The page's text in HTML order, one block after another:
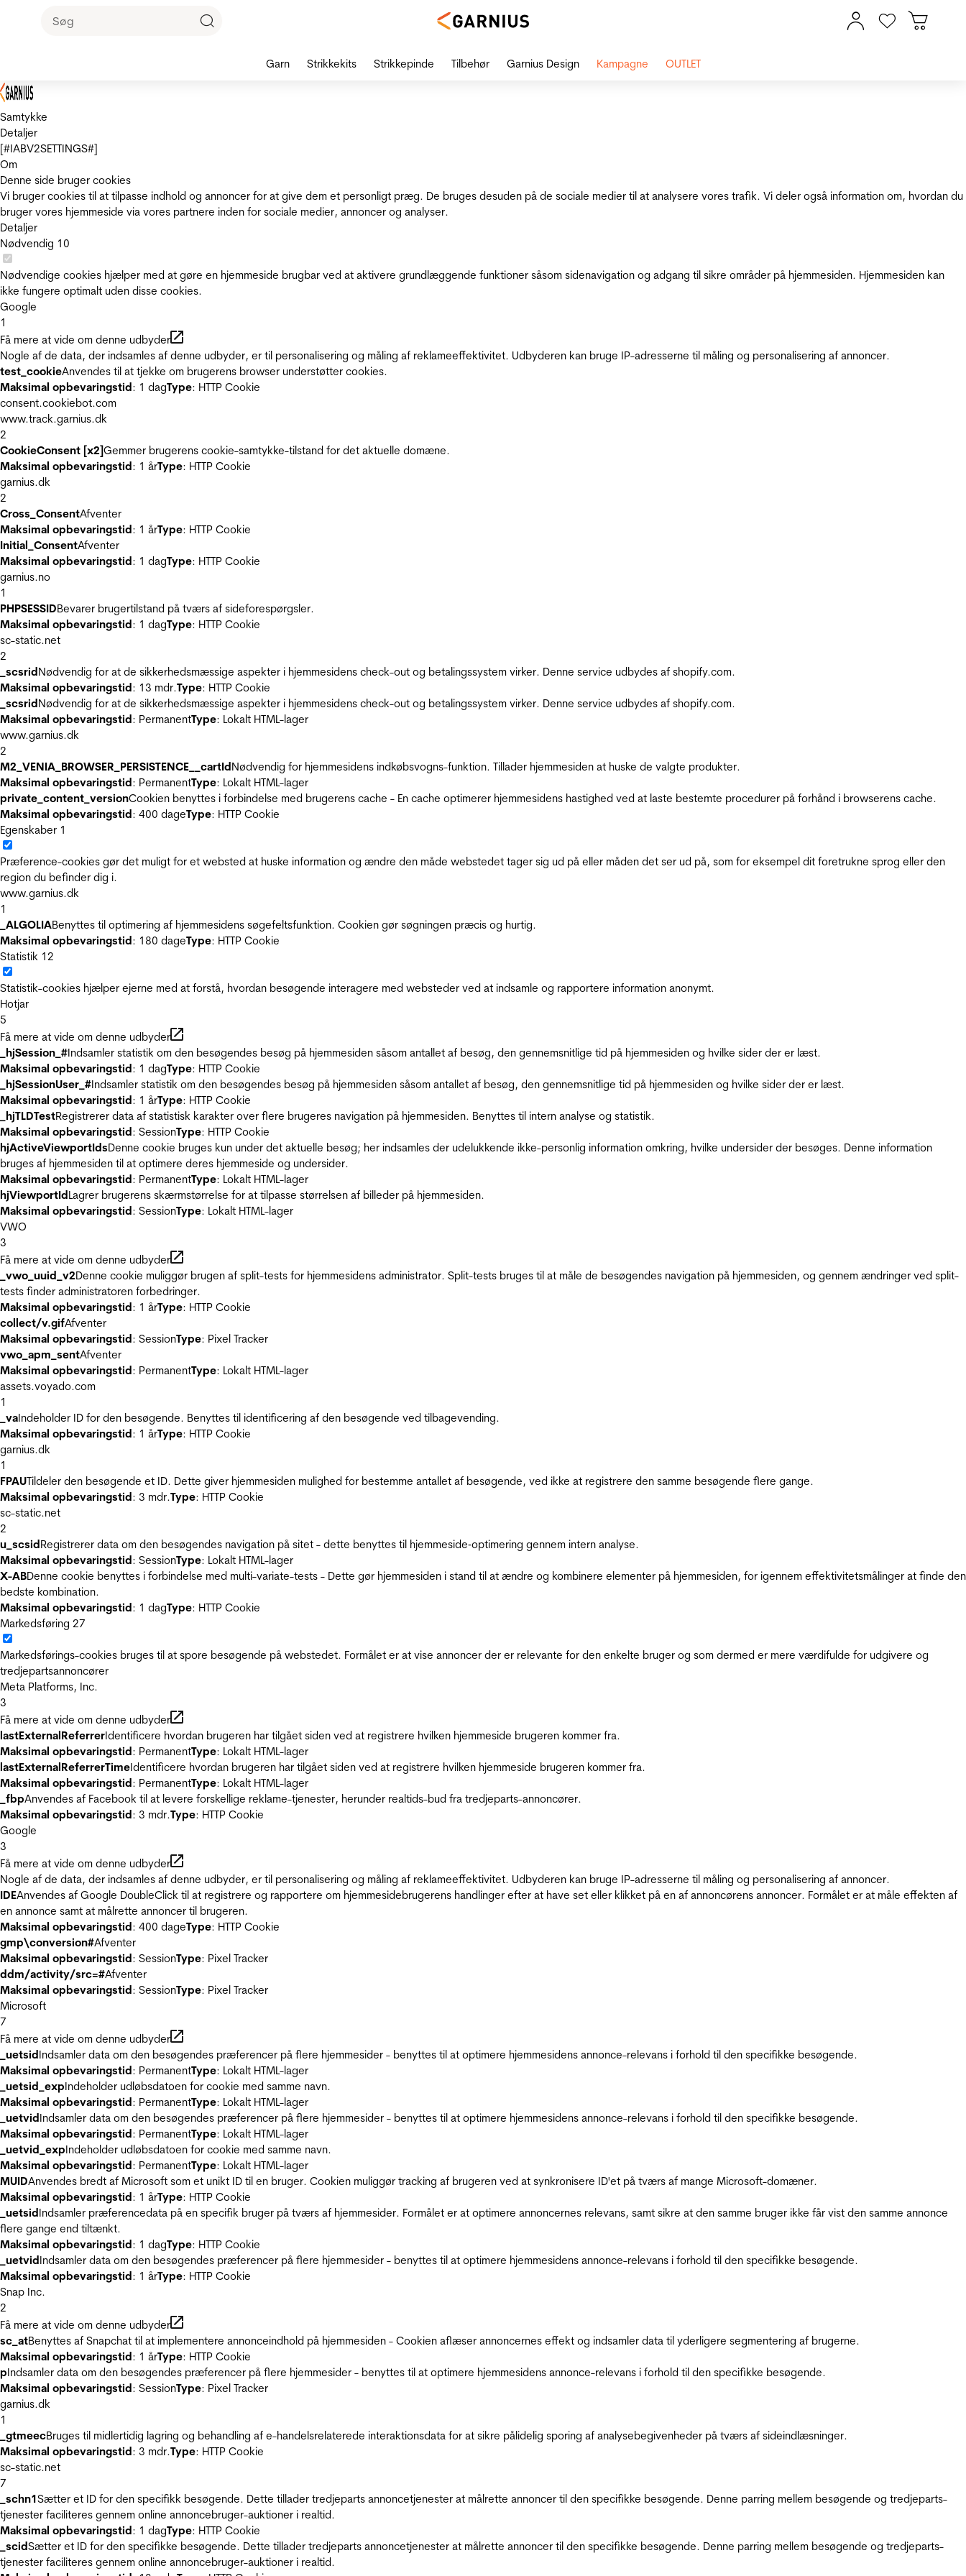
Samtykke
Detaljer
[#IABV2SETTINGS#]
Om
Denne side bruger cookies
Vi bruger cookies til at tilpasse indhold og annoncer for at give dem et personligt præg. De bruges desuden på de sociale medier til at analysere vores trafik. Vi deler også information om, hvordan du
bruger vores hjemmeside via vores partnere inden for sociale medier, annoncer og analyser.
Detaljer
Nødvendig 10
Nødvendige cookies hjælper med at gøre en hjemmeside brugbar ved at aktivere grundlæggende funktioner såsom sidenavigation og adgang til sikre områder på hjemmesiden. Hjemmesiden kan
ikke fungere optimalt uden disse cookies.
Google
1
Få mere at vide om denne udbyder
Nogle af de data, der indsamles af denne udbyder, er til personalisering og måling af reklameeffektivitet. Udbyderen kan bruge IP-adresserne til måling og personalisering af annoncer.
test_cookieAnvendes til at tjekke om brugerens browser understøtter cookies.
Maksimal opbevaringstid: 1 dagType: HTTP Cookie
consent.cookiebot.com
www.track.garnius.dk
2
CookieConsent [x2]Gemmer brugerens cookie-samtykke-tilstand for det aktuelle domæne.
Maksimal opbevaringstid: 1 årType: HTTP Cookie
garnius.dk
2
Cross_ConsentAfventer
Maksimal opbevaringstid: 1 årType: HTTP Cookie
Initial_ConsentAfventer
Maksimal opbevaringstid: 1 dagType: HTTP Cookie
garnius.no
1
PHPSESSIDBevarer brugertilstand på tværs af sideforespørgsler.
Maksimal opbevaringstid: 1 dagType: HTTP Cookie
sc-static.net
2
_scsridNødvendig for at de sikkerhedsmæssige aspekter i hjemmesidens check-out og betalingssystem virker. Denne service udbydes af shopify.com.
Maksimal opbevaringstid: 13 mdr.Type: HTTP Cookie
_scsridNødvendig for at de sikkerhedsmæssige aspekter i hjemmesidens check-out og betalingssystem virker. Denne service udbydes af shopify.com.
Maksimal opbevaringstid: PermanentType: Lokalt HTML-lager
www.garnius.dk
2
M2_VENIA_BROWSER_PERSISTENCE__cartIdNødvendig for hjemmesidens indkøbsvogns-funktion. Tillader hjemmesiden at huske de valgte produkter.
Maksimal opbevaringstid: PermanentType: Lokalt HTML-lager
private_content_versionCookien benyttes i forbindelse med brugerens cache - En cache optimerer hjemmesidens hastighed ved at laste bestemte procedurer på forhånd i browserens cache.
Maksimal opbevaringstid: 400 dageType: HTTP Cookie
Egenskaber 1
Præference-cookies gør det muligt for et websted at huske information og ændre den måde webstedet tager sig ud på eller måden det ser ud på, som for eksempel dit foretrukne sprog eller den
region du befinder dig i.
www.garnius.dk
1
_ALGOLIABenyttes til optimering af hjemmesidens søgefeltsfunktion. Cookien gør søgningen præcis og hurtig.
Maksimal opbevaringstid: 180 dageType: HTTP Cookie
Statistik 12
Statistik-cookies hjælper ejerne med at forstå, hvordan besøgende interagere med websteder ved at indsamle og rapportere information anonymt.
Hotjar
5
Få mere at vide om denne udbyder
_hjSession_#Indsamler statistik om den besøgendes besøg på hjemmesiden såsom antallet af besøg, den gennemsnitlige tid på hjemmesiden og hvilke sider der er læst.
Maksimal opbevaringstid: 1 dagType: HTTP Cookie
_hjSessionUser_#Indsamler statistik om den besøgendes besøg på hjemmesiden såsom antallet af besøg, den gennemsnitlige tid på hjemmesiden og hvilke sider der er læst.
Maksimal opbevaringstid: 1 årType: HTTP Cookie
_hjTLDTestRegistrerer data af statistisk karakter over flere brugeres navigation på hjemmesiden. Benyttes til intern analyse og statistik.
Maksimal opbevaringstid: SessionType: HTTP Cookie
hjActiveViewportIdsDenne cookie bruges kun under det aktuelle besøg; her indsamles der udelukkende ikke-personlig information omkring, hvilke undersider der besøges. Denne information
bruges af hjemmesiden til at optimere deres hjemmeside og undersider.
Maksimal opbevaringstid: PermanentType: Lokalt HTML-lager
hjViewportIdLagrer brugerens skærmstørrelse for at tilpasse størrelsen af billeder på hjemmesiden.
Maksimal opbevaringstid: SessionType: Lokalt HTML-lager
VWO
3
Få mere at vide om denne udbyder
_vwo_uuid_v2Denne cookie muliggør brugen af split-tests for hjemmesidens administrator. Split-tests bruges til at måle de besøgendes navigation på hjemmesiden, og gennem ændringer ved split-
tests finder administratoren forbedringer.
Maksimal opbevaringstid: 1 årType: HTTP Cookie
collect/v.gifAfventer
Maksimal opbevaringstid: SessionType: Pixel Tracker
vwo_apm_sentAfventer
Maksimal opbevaringstid: PermanentType: Lokalt HTML-lager
assets.voyado.com
1
_vaIndeholder ID for den besøgende. Benyttes til identificering af den besøgende ved tilbagevending.
Maksimal opbevaringstid: 1 årType: HTTP Cookie
garnius.dk
1
FPAUTildeler den besøgende et ID. Dette giver hjemmesiden mulighed for bestemme antallet af besøgende, ved ikke at registrere den samme besøgende flere gange.
Maksimal opbevaringstid: 3 mdr.Type: HTTP Cookie
sc-static.net
2
u_scsidRegistrerer data om den besøgendes navigation på sitet - dette benyttes til hjemmeside‐optimering gennem intern analyse.
Maksimal opbevaringstid: SessionType: Lokalt HTML-lager
X-ABDenne cookie benyttes i forbindelse med multi-variate-tests - Dette gør hjemmesiden i stand til at ændre og kombinere elementer på hjemmesiden, for igennem effektivitetsmålinger at finde den
bedste kombination.
Maksimal opbevaringstid: 1 dagType: HTTP Cookie
Markedsføring 27
Markedsførings-cookies bruges til at spore besøgende på webstedet. Formålet er at vise annoncer der er relevante for den enkelte bruger og som dermed er mere værdifulde for udgivere og
tredjepartsannoncører
Meta Platforms, Inc.
3
Få mere at vide om denne udbyder
lastExternalReferrerIdentificere hvordan brugeren har tilgået siden ved at registrere hvilken hjemmeside brugeren kommer fra.
Maksimal opbevaringstid: PermanentType: Lokalt HTML-lager
lastExternalReferrerTimeIdentificere hvordan brugeren har tilgået siden ved at registrere hvilken hjemmeside brugeren kommer fra.
Maksimal opbevaringstid: PermanentType: Lokalt HTML-lager
_fbpAnvendes af Facebook til at levere forskellige reklame-tjenester, herunder realtids-bud fra tredjeparts-annoncører.
Maksimal opbevaringstid: 3 mdr.Type: HTTP Cookie
Google
3
Få mere at vide om denne udbyder
Nogle af de data, der indsamles af denne udbyder, er til personalisering og måling af reklameeffektivitet. Udbyderen kan bruge IP-adresserne til måling og personalisering af annoncer.
IDEAnvendes af Google DoubleClick til at registrere og rapportere om hjemmesidebrugerens handlinger efter at have set eller klikket på en af annoncørens annoncer. Formålet er at måle effekten af
en annonce samt at målrette annoncer til brugeren.
Maksimal opbevaringstid: 400 dageType: HTTP Cookie
gmp\conversion#Afventer
Maksimal opbevaringstid: SessionType: Pixel Tracker
ddm/activity/src=#Afventer
Maksimal opbevaringstid: SessionType: Pixel Tracker
Microsoft
7
Få mere at vide om denne udbyder
_uetsidIndsamler data om den besøgendes præferencer på flere hjemmesider - benyttes til at optimere hjemmesidens annonce-relevans i forhold til den specifikke besøgende.
Maksimal opbevaringstid: PermanentType: Lokalt HTML-lager
_uetsid_expIndeholder udløbsdatoen for cookie med samme navn.
Maksimal opbevaringstid: PermanentType: Lokalt HTML-lager
_uetvidIndsamler data om den besøgendes præferencer på flere hjemmesider - benyttes til at optimere hjemmesidens annonce-relevans i forhold til den specifikke besøgende.
Maksimal opbevaringstid: PermanentType: Lokalt HTML-lager
_uetvid_expIndeholder udløbsdatoen for cookie med samme navn.
Maksimal opbevaringstid: PermanentType: Lokalt HTML-lager
MUIDAnvendes bredt af Microsoft som et unikt ID til en bruger. Cookien muliggør tracking af brugeren ved at synkronisere ID'et på tværs af mange Microsoft-domæner.
Maksimal opbevaringstid: 1 årType: HTTP Cookie
_uetsidIndsamler præferencedata på en specifik bruger på tværs af hjemmesider. Formålet er at optimere annoncernes relevans, samt sikre at den samme bruger ikke får vist den samme annonce
flere gange end tiltænkt.
Maksimal opbevaringstid: 1 dagType: HTTP Cookie
_uetvidIndsamler data om den besøgendes præferencer på flere hjemmesider - benyttes til at optimere hjemmesidens annonce-relevans i forhold til den specifikke besøgende.
Maksimal opbevaringstid: 1 årType: HTTP Cookie
Snap Inc.
2
Få mere at vide om denne udbyder
sc_atBenyttes af Snapchat til at implementere annonceindhold på hjemmesiden - Cookien aflæser annoncernes effekt og indsamler data til yderligere segmentering af brugerne.
Maksimal opbevaringstid: 1 årType: HTTP Cookie
pIndsamler data om den besøgendes præferencer på flere hjemmesider - benyttes til at optimere hjemmesidens annonce-relevans i forhold til den specifikke besøgende.
Maksimal opbevaringstid: SessionType: Pixel Tracker
garnius.dk
1
_gtmeecBruges til midlertidig lagring og behandling af e-handelsrelaterede interaktionsdata for at sikre pålidelig sporing af analysebegivenheder på tværs af sideindlæsninger.
Maksimal opbevaringstid: 3 mdr.Type: HTTP Cookie
sc-static.net
7
_schn1Sætter et ID for den specifikk besøgende. Dette tillader tredjeparts annoncetjenester at målrette annoncer til den specifikke besøgende. Denne parring mellem besøgende og tredjeparts-
tjenester faciliteres gennem online annoncebruger-auktioner i realtid.
Maksimal opbevaringstid: 1 dagType: HTTP Cookie
_scidSætter et ID for den specifikke besøgende. Dette tillader tredjeparts annoncetjenester at målrette annoncer til den specifikke besøgende. Denne parring mellem besøgende og tredjeparts-
tjenester faciliteres gennem online annoncebruger-auktioner i realtid.
Garn Strikkekits Strikkepinde Tilbehør Garnius Design Kampagne OUTLET